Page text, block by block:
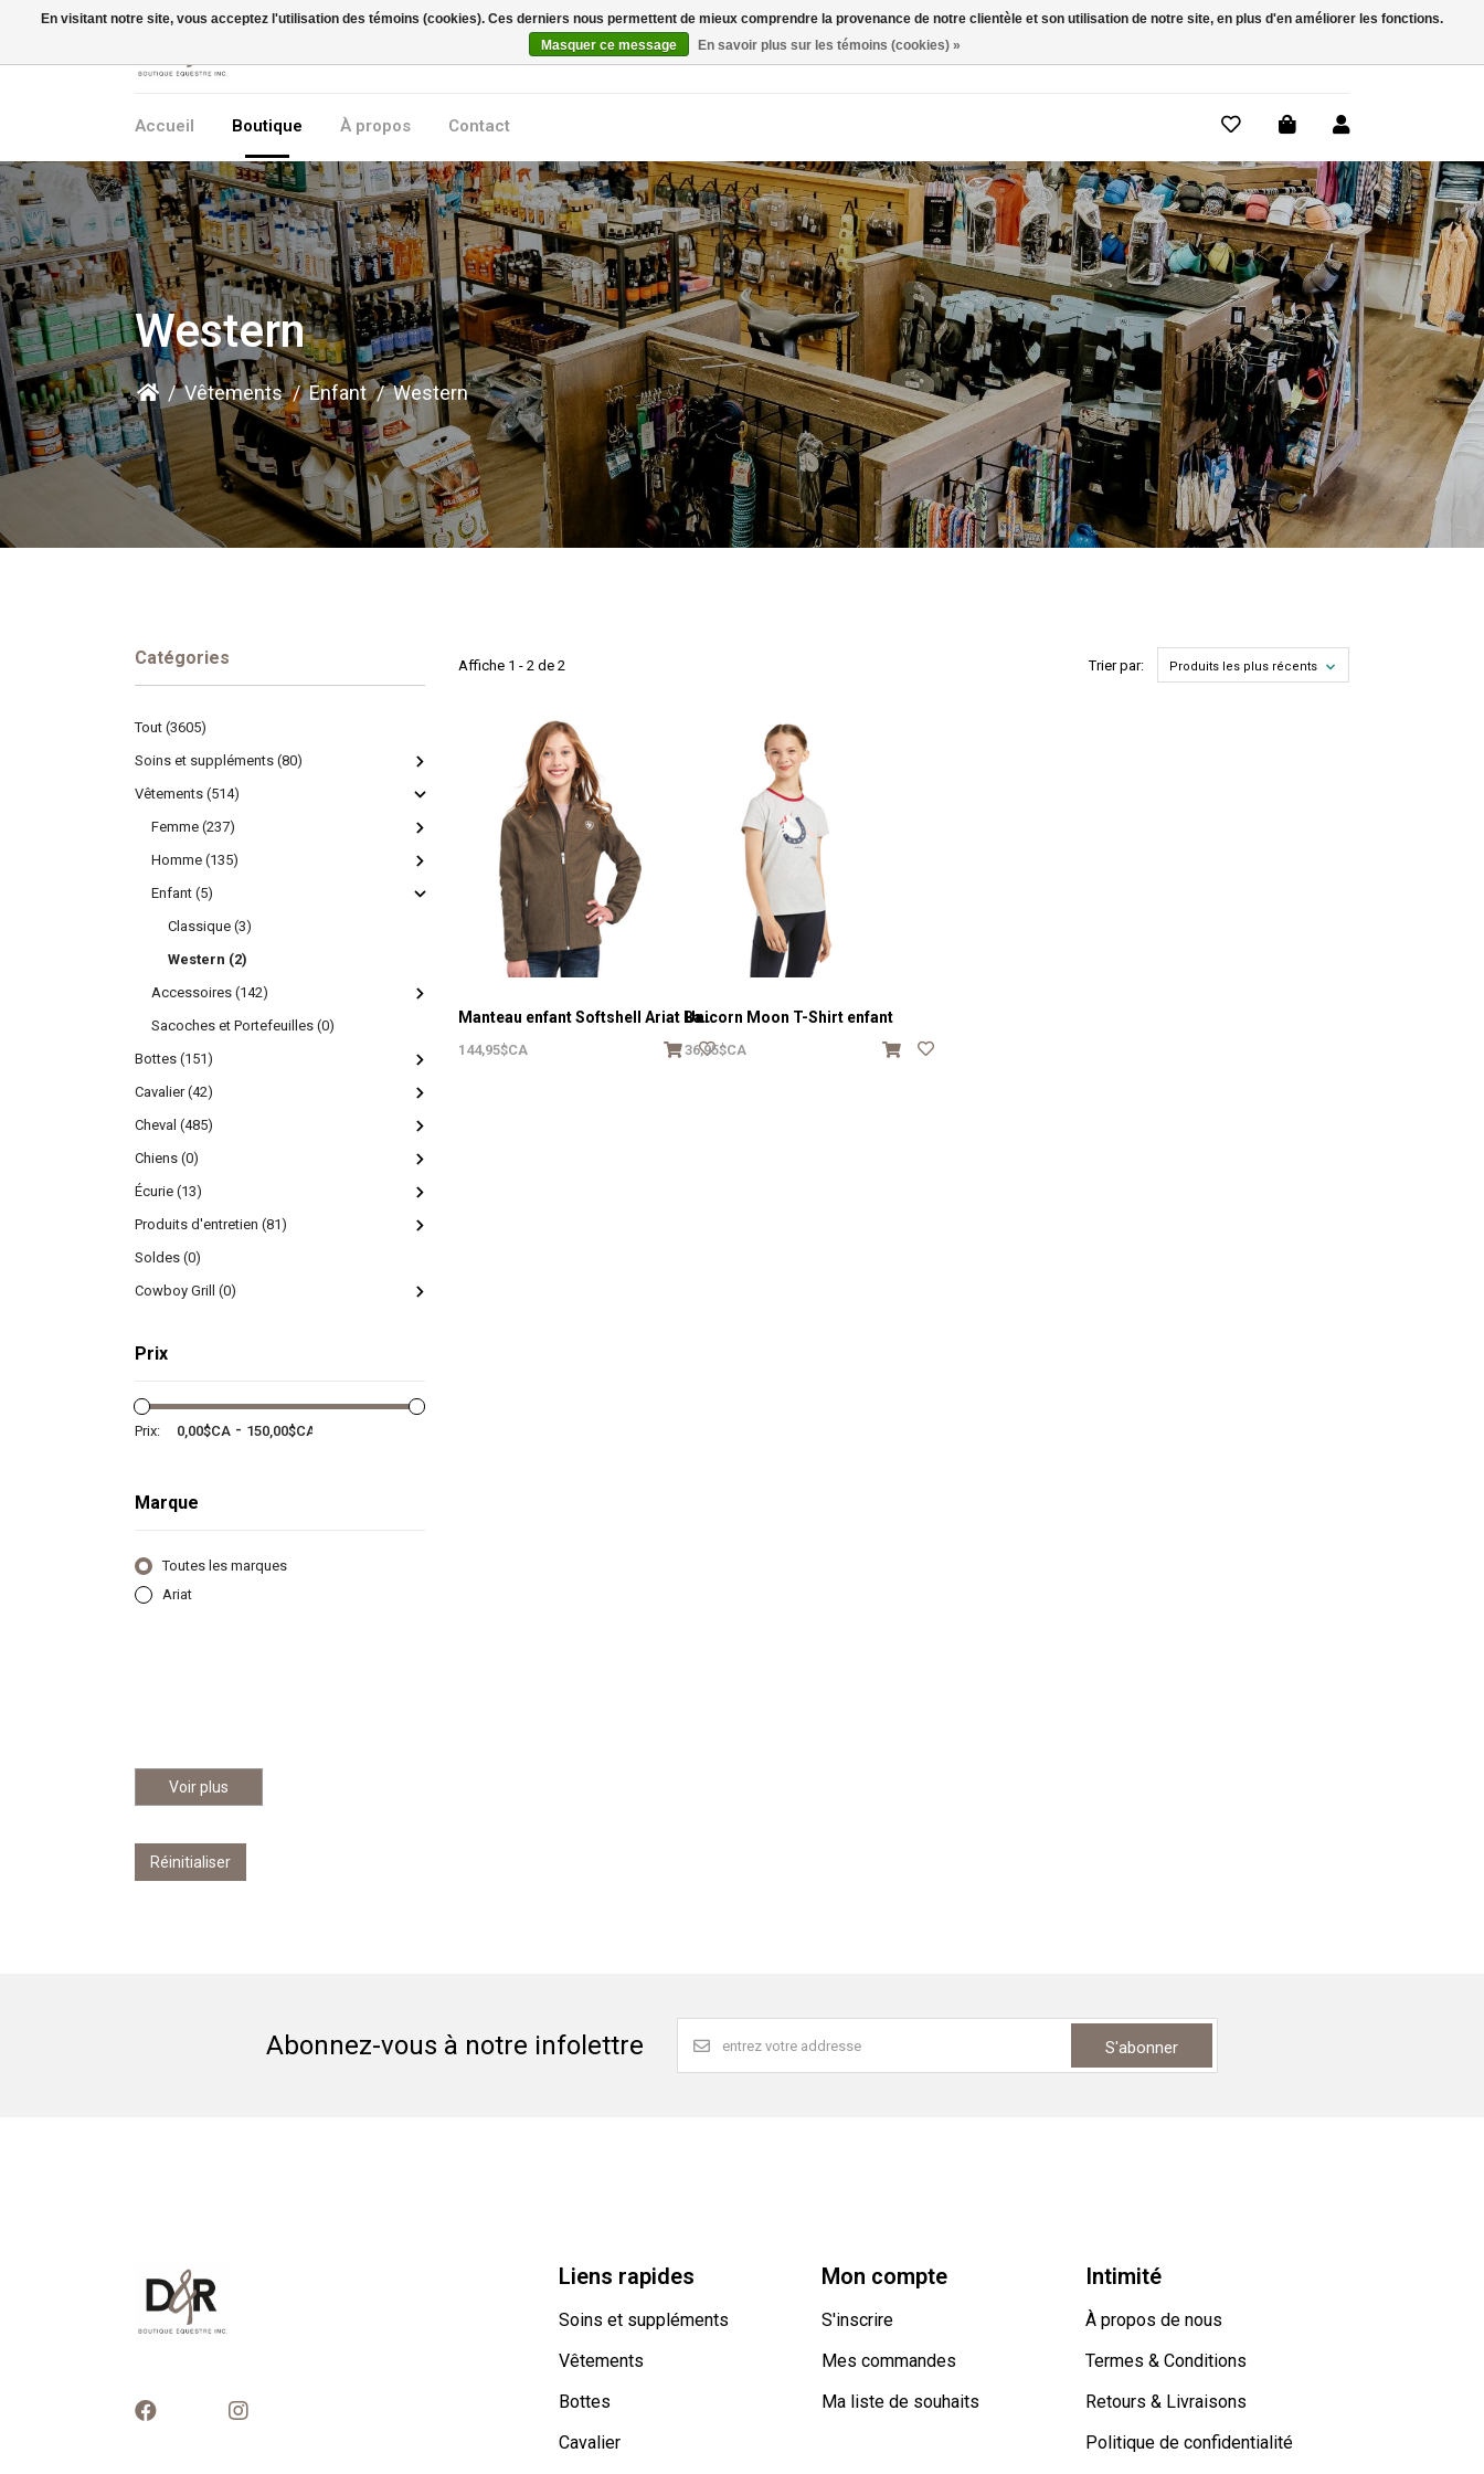
Rechercher
Accueil Boutique À propos Contact
Western
/ Vêtements / Enfant / Western
Catégories
Tout (3605)
Soins et suppléments (80)
Vêtements (514)
Femme (237)
Homme (135)
Enfant (5)
Classique (3)
Western (2)
Accessoires (142)
Sacoches et Portefeuilles (0)
Bottes (151)
Cavalier (42)
Cheval (485)
Chiens (0)
Écurie (13)
Produits d'entretien (81)
Soldes (0)
Cowboy Grill (0)
Prix
Prix: -
Marque
Toutes les marques
Ariat
Voir plus
Réinitialiser
Affiche 1 - 2 de 2 Trier par: Produits les plus récents
M
anteau enfant Softshell Ariat Banyan Bark Heather
144,95$CA
Unicorn Moon T-Shirt enfant
36,95$CA
Abonnez-vous à notre infolettre S'abonner
Liens rapides
Soins et suppléments
Vêtements
Bottes
Cavalier
Mon compte
S'inscrire
Mes commandes
Ma liste de souhaits
Intimité
À propos de nous
Termes & Conditions
Retours & Livraisons
Politique de confidentialité
En visitant notre site, vous acceptez l'utilisation des témoins (cookies). Ces derniers nous permettent de mieux comprendre la provenance de notre clientèle et son utilisation de notre site, en plus d'en améliorer les fonctions.
Masquer ce message
En savoir plus sur les témoins (cookies) »